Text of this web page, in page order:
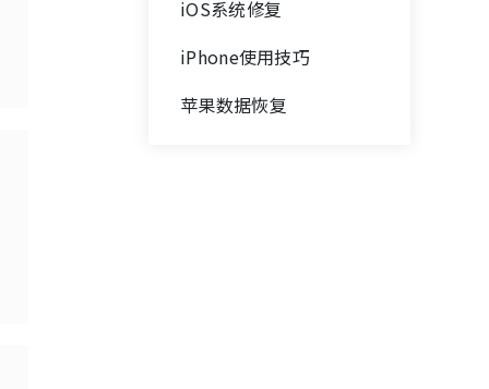
iOS系统修复
iPhone使用技巧
苹果数据恢复